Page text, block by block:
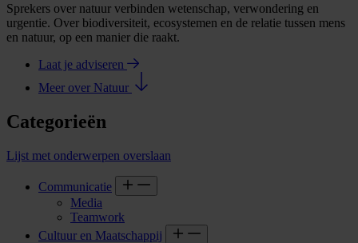
Sprekers over natuur verbinden wetenschap, verwondering en
urgentie. Over biodiversiteit, ecosystemen en de relatie tussen mens
en natuur, op een manier die raakt.
Laat je adviseren
Meer over Natuur
Categorieën
Lijst met onderwerpen overslaan
Communicatie
Media
Teamwork
Cultuur en Maatschappij